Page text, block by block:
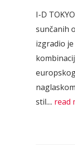
I-D
sunčanih
izgradio
stil.... read